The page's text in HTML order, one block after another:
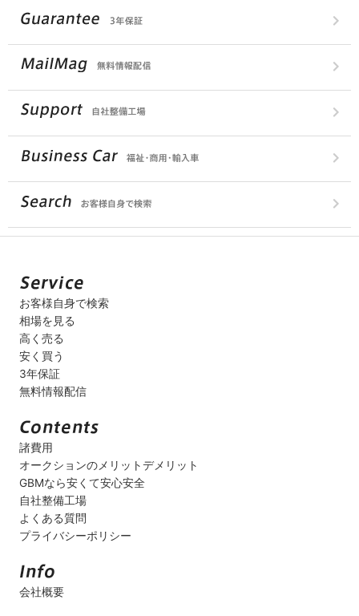
お客様自身で検索
相場を見る
高く売る
安く買う
3年保証
無料情報配信
諸費用
オークションのメリットデメリット
GBMなら安くて安心安全
自社整備工場
よくある質問
プライバシーポリシー
会社概要